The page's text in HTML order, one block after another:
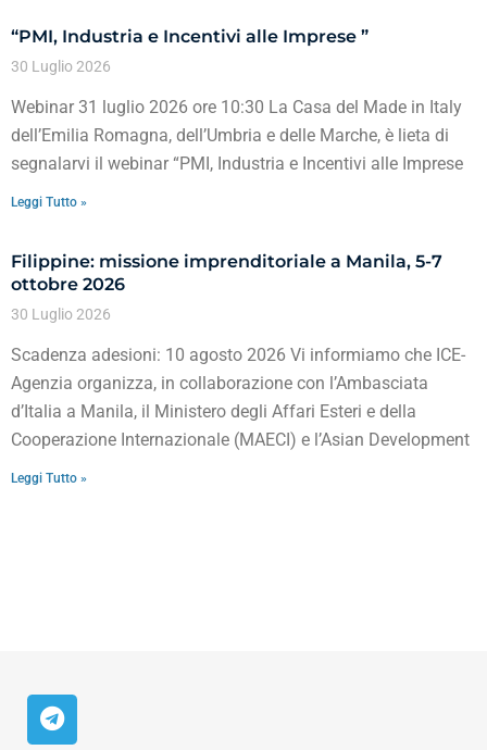
“PMI, Industria e Incentivi alle Imprese ”
30 Luglio 2026
Webinar 31 luglio 2026 ore 10:30 La Casa del Made in Italy
dell’Emilia Romagna, dell’Umbria e delle Marche, è lieta di
segnalarvi il webinar “PMI, Industria e Incentivi alle Imprese
Leggi Tutto »
Filippine: missione imprenditoriale a Manila, 5-7
ottobre 2026
30 Luglio 2026
Scadenza adesioni: 10 agosto 2026 Vi informiamo che ICE-
Agenzia organizza, in collaborazione con l’Ambasciata
d’Italia a Manila, il Ministero degli Affari Esteri e della
Cooperazione Internazionale (MAECI) e l’Asian Development
Leggi Tutto »